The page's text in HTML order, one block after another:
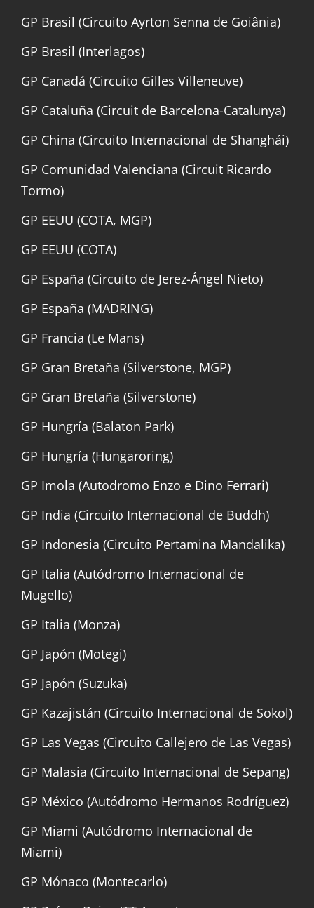
GP Brasil (Circuito Ayrton Senna de Goiânia)
GP Brasil (Interlagos)
GP Canadá (Circuito Gilles Villeneuve)
GP Cataluña (Circuit de Barcelona-Catalunya)
GP China (Circuito Internacional de Shanghái)
GP Comunidad Valenciana (Circuit Ricardo
Tormo)
GP EEUU (COTA, MGP)
GP EEUU (COTA)
GP España (Circuito de Jerez-Ángel Nieto)
GP España (MADRING)
GP Francia (Le Mans)
GP Gran Bretaña (Silverstone, MGP)
GP Gran Bretaña (Silverstone)
GP Hungría (Balaton Park)
GP Hungría (Hungaroring)
GP Imola (Autodromo Enzo e Dino Ferrari)
GP India (Circuito Internacional de Buddh)
GP Indonesia (Circuito Pertamina Mandalika)
GP Italia (Autódromo Internacional de
Mugello)
GP Italia (Monza)
GP Japón (Motegi)
GP Japón (Suzuka)
GP Kazajistán (Circuito Internacional de Sokol)
GP Las Vegas (Circuito Callejero de Las Vegas)
GP Malasia (Circuito Internacional de Sepang)
GP México (Autódromo Hermanos Rodríguez)
GP Miami (Autódromo Internacional de
Miami)
GP Mónaco (Montecarlo)